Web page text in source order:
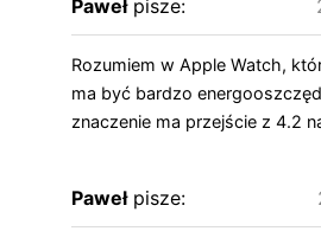
Paweł pisze:
Rozumiem w Apple Watch,
ma być bardzo
znaczenie ma przejście z 4.2
Paweł pisze: